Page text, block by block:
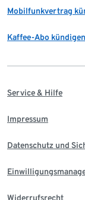
Mobilfunkvertrag
Kaffee-Abo kündigen
Service & Hilfe
Impressum
Datenschutz und
Widerrufsrecht